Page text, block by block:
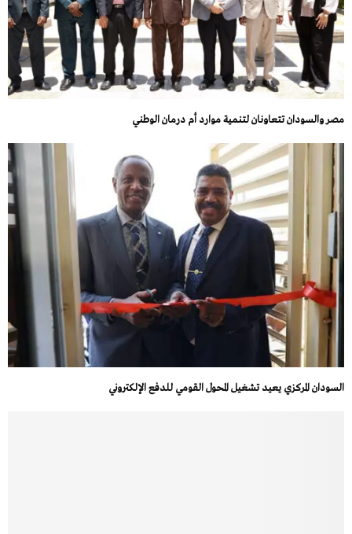
مصر والسودان تتعاونان لتنمية موارد أم درمان الوطني
السودان المركزي يعيد تشغيل المحول القومي للدفع الإلكتروني